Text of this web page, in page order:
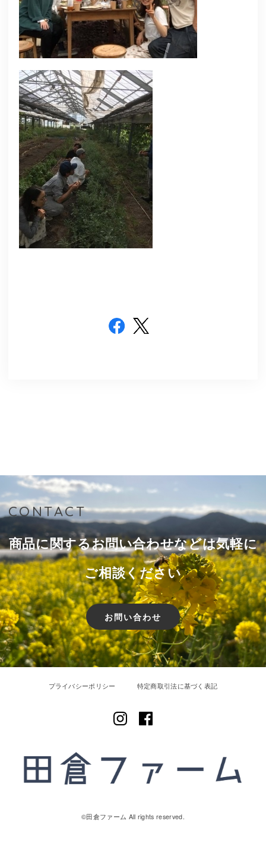
CONTACT
商品に関するお問い合わせなどは気軽に
ご相談ください
お問い合わせ
プライバシーポリシー 特定商取引法に基づく表記
©︎田倉ファーム All rights reserved.